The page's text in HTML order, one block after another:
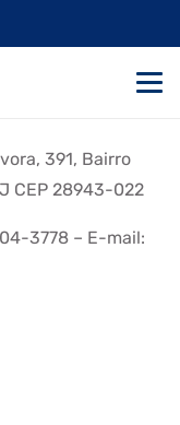
391, Bairro
CEP 28943-022
3778 – E-mail: